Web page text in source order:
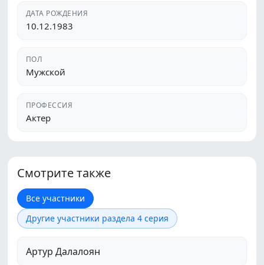
ДАТА РОЖДЕНИЯ
10.12.1983
ПОЛ
Мужской
ПРОФЕССИЯ
Актер
Смотрите также
Все участники
Другие участники раздела 4 серия
Артур Далалоян